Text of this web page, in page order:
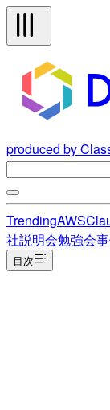
produced by
TrendingAWS
社説明会勉強会
目次